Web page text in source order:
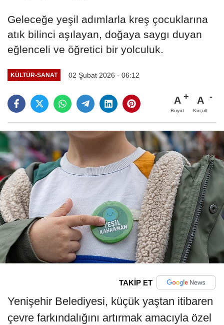
Geleceğe yeşil adımlarla kreş çocuklarına
atık bilinci aşılayan, doğaya saygı duyan
eğlenceli ve öğretici bir yolculuk.
KÜLTÜR-SANAT 02 Şubat 2026 - 06:12
A
Büyüt
A
Küçült
TAKİP ET
Yenişehir Belediyesi, küçük yaştan itibaren
çevre farkındalığını artırmak amacıyla özel